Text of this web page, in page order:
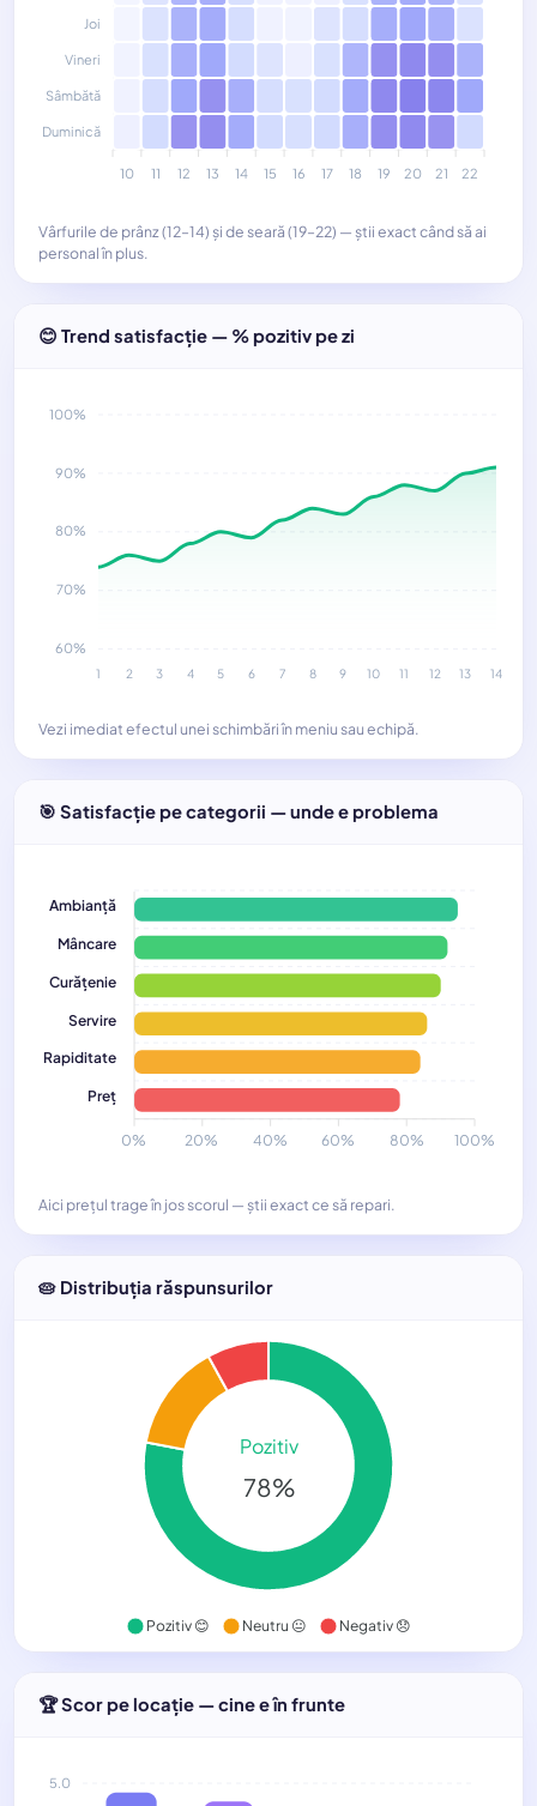
Joi
Vineri
Sâmbătă
Duminică
10 11 12 13 14 15 16 17 18 19 20 21 22
Vârfurile de prânz (12–14) și de seară (19–22) — știi exact când să ai
personal în plus.
😊 Trend satisfacție — % pozitiv pe zi
100%
90%
80%
70%
60%
1 2 3 4 5 6 7 8 9 10 11 12 13 14
Vezi imediat efectul unei schimbări în meniu sau echipă.
🎯 Satisfacție pe categorii — unde e problema
Ambianță
Mâncare
Curățenie
Servire
Rapiditate
Preț
100%
80%
60%
40%
20%
0%
Aici prețul trage în jos scorul — știi exact ce să repari.
🥧 Distribuția răspunsurilor
Pozitiv
78%
Pozitiv 😊 Neutru 😐 Negativ 😞
🏆 Scor pe locație — cine e în frunte
5.0